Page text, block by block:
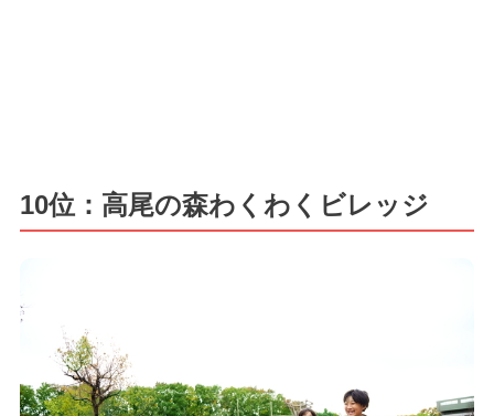
10位：高尾の森わくわくビレッジ